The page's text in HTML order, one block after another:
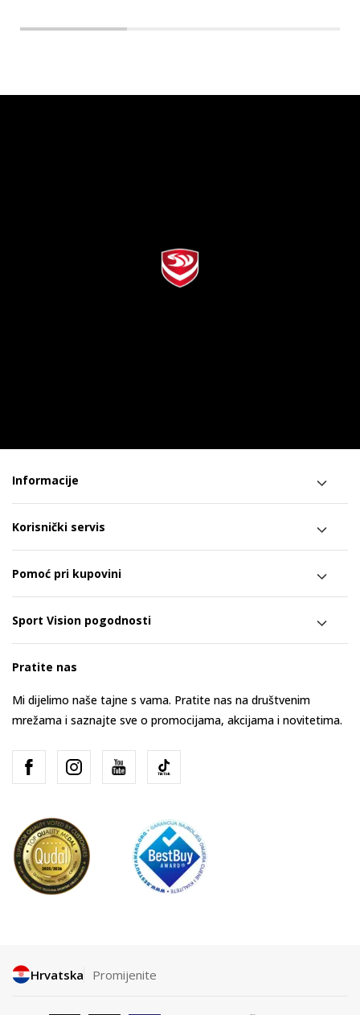
Informacije
Korisnički servis
Pomoć pri kupovini
Sport Vision pogodnosti
Pratite nas
Mi dijelimo naše tajne s vama. Pratite nas na društvenim
mrežama i saznajte sve o promocijama, akcijama i novitetima.
Hrvatska Promijenite